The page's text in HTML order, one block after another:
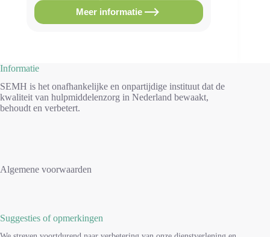
Meer informatie
Link
naar
Informatie
SEMH is het onafhankelijke en onpartijdige instituut dat de
kwaliteit van hulpmiddelenzorg in Nederland bewaakt,
behoudt en verbetert.
Algemene voorwaarden
Suggesties of opmerkingen